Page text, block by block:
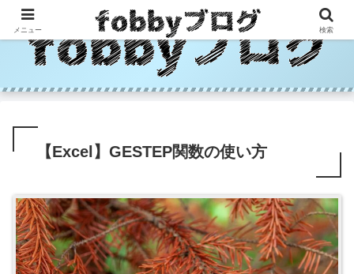
【Excel】GESTEP関数の使い方
メニュー 検索